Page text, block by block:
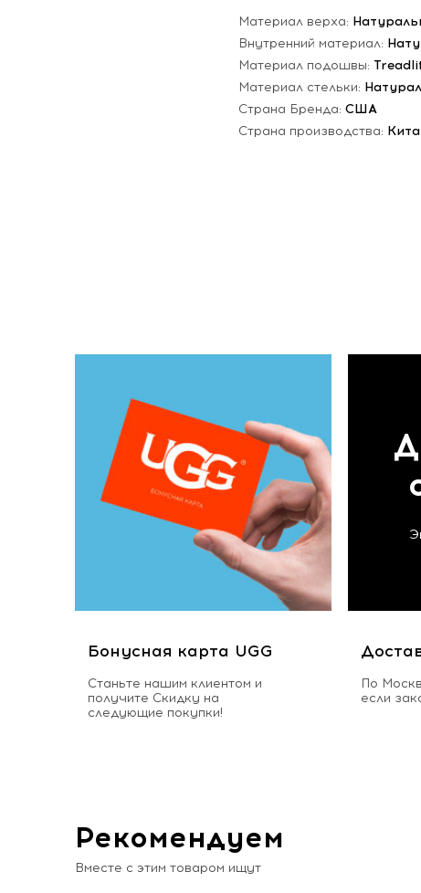
Материал верха:
Внутренний материал:
Материал подошвы:
Материал стельки:
Страна Бренда: США
Страна производства:
Бонусная карта UGG
Станьте нашим клиентом и
получите Скидку на
следующие покупки!
По
если
Рекомендуем
Вместе с этим товаром ищут